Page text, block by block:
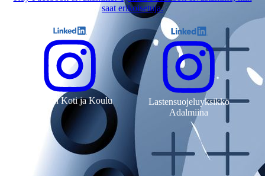
saat erikoisetuja.
Konstan Koti ja Koulu
Lastensuojeluyksikkö
Adalmiina